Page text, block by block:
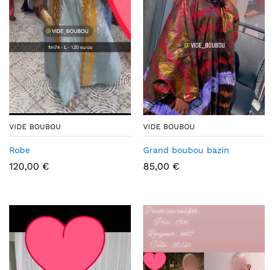
VIDE BOUBOU
Robe
120,00 €
VIDE BOUBOU
Grand boubou bazin
85,00 €